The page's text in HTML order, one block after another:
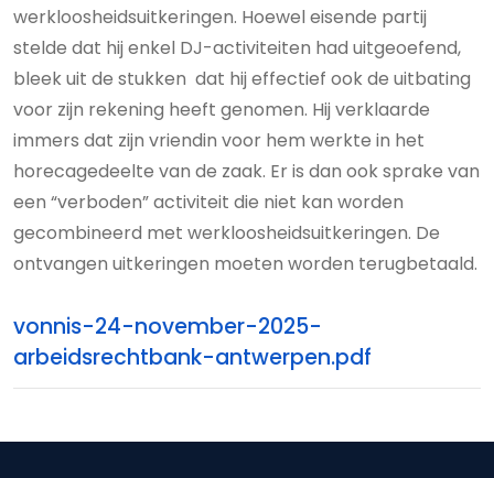
werkloosheidsuitkeringen. Hoewel eisende partij
stelde dat hij enkel DJ-activiteiten had uitgeoefend,
bleek uit de stukken dat hij effectief ook de uitbating
voor zijn rekening heeft genomen. Hij verklaarde
immers dat zijn vriendin voor hem werkte in het
horecagedeelte van de zaak. Er is dan ook sprake van
een “verboden” activiteit die niet kan worden
gecombineerd met werkloosheidsuitkeringen. De
ontvangen uitkeringen moeten worden terugbetaald.
vonnis-24-november-2025-
arbeidsrechtbank-antwerpen.pdf